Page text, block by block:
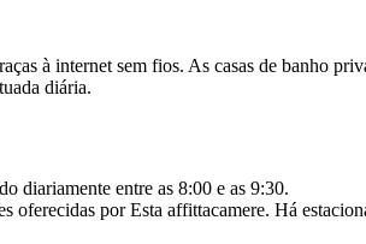
à internet sem fios. As casas de banho
diária.
diariamente entre as 8:00 e as 9:30.
oferecidas por Esta affittacamere. Há